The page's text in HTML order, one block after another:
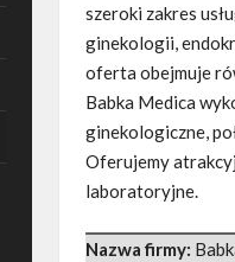
szeroki zakres
ginekologii,
oferta obejmuje
Babka Medica
ginekologiczne,
Oferujemy
laboratoryjne.
Nazwa firmy: